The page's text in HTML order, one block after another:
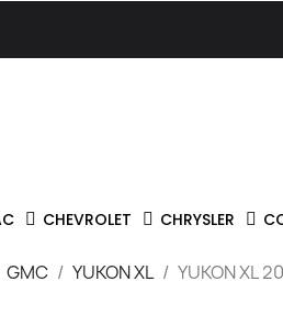
CHEVROLET CHRYSLER
GMC YUKON XL YUKON XL